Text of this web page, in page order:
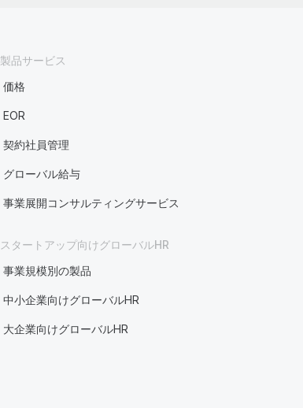
製品サービス
価格
EOR
契約社員管理
グローバル給与
事業展開コンサルティングサービス
スタートアップ向けグローバルHR
事業規模別の製品
中小企業向けグローバルHR
大企業向けグローバルHR